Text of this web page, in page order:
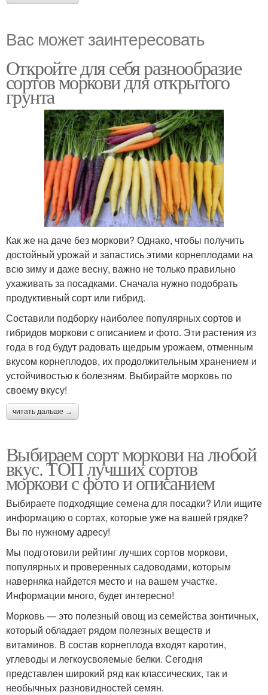
Вас может заинтересовать
Откройте для себя разнообразие
сортов моркови для открытого
грунта
Как же на даче без моркови? Однако, чтобы получить
достойный урожай и запастись этими корнеплодами на
всю зиму и даже весну, важно не только правильно
ухаживать за посадками. Сначала нужно подобрать
продуктивный сорт или гибрид.
Составили подборку наиболее популярных сортов и
гибридов моркови с описанием и фото. Эти растения из
года в год будут радовать щедрым урожаем, отменным
вкусом корнеплодов, их продолжительным хранением и
устойчивостью к болезням. Выбирайте морковь по
своему вкусу!
читать дальше →
Выбираем сорт моркови на любой
вкус. ТОП лучших сортов
моркови с фото и описанием
Выбираете подходящие семена для посадки? Или ищите
информацию о сортах, которые уже на вашей грядке?
Вы по нужному адресу!
Мы подготовили рейтинг лучших сортов моркови,
популярных и проверенных садоводами, которым
наверняка найдется место и на вашем участке.
Информации много, будет интересно!
Морковь — это полезный овощ из семейства зонтичных,
который обладает рядом полезных веществ и
витаминов. В состав корнеплода входят каротин,
углеводы и легкоусвояемые белки. Сегодня
представлен широкий ряд как классических, так и
необычных разновидностей семян.